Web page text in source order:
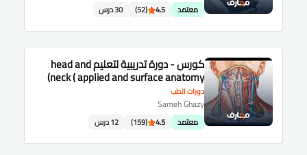
معتمد 4.5
(52) 30 درس
دورات الطب
كورس - دورة تدريبية لتعليم head and
neck ( applied and surface anatomy)
Sameh Ghazy
معتمد 4.5
(159) 12 درس